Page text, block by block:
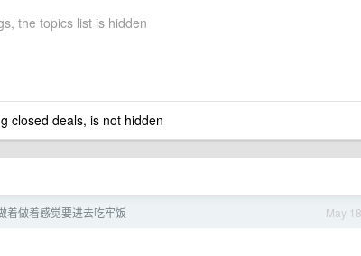
the topics list is hidden
closed deals, is not hidden
May 18
着做着感觉要进去吃牢饭